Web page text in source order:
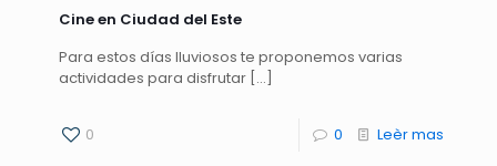
Cine en Ciudad del Este
Para estos días lluviosos te proponemos varias
actividades para disfrutar […]
0 0 Leèr mas